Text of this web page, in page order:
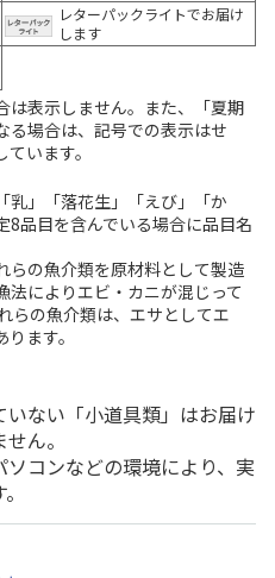
レターパックライトでお届け
します
は表示しません。また、「夏期
る場合は、記号での表示はせ
います。
乳」「落花生」「えび」「か
8品目を含んでいる場合に品目名
の魚介類を原材料として製造
法によりエビ・カニが混じって
らの魚介類は、エサとしてエ
ます。
ない「小道具類」はお届け
ん。
コンなどの環境により、実